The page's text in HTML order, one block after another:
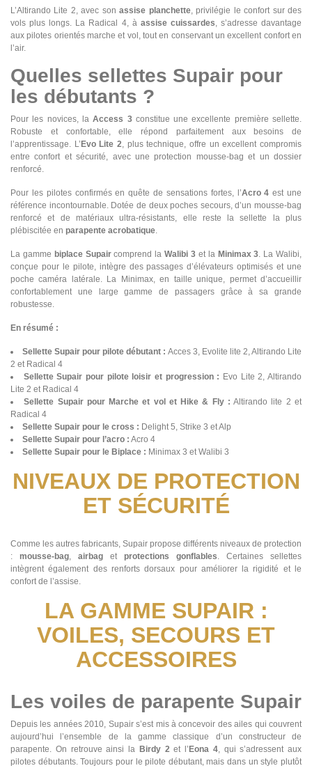
L’Altirando Lite 2, avec sonassise planchette, privilégie le confort sur des
vols plus longs. La Radical 4, à assise cuissardes, s’adresse davantage
aux pilotes orientés marche et vol, tout en conservant un excellent confort en
l’air.
Quelles sellettes Supair pour
les débutants ?
Pour les novices, laAccess 3constitue une excellente première sellette.
Robuste et confortable, elle répond parfaitement aux besoins de
l’apprentissage. L’ Evo Lite 2, plus technique, offre un excellent compromis
entre confort et sécurité, avec une protection mousse-bag et un dossier
renforcé.
Pour les pilotes confirmés en quête de sensations fortes, l’Acro 4 est une
référence incontournable. Dotée de deux poches secours, d’un mousse-bag
renforcé et de matériaux ultra-résistants, elle reste la sellette la plus
plébiscitée en parapente acrobatique.
La gamme biplace Supaircomprend laWalibi 3et la Minimax 3. La Walibi,
conçue pour le pilote, intègre des passages d’élévateurs optimisés et une
poche caméra latérale. La Minimax, en taille unique, permet d’accueillir
confortablement une large gamme de passagers grâce à sa grande
robustesse.
En résumé :
Sellette Supair pour pilote débutant : Acces 3, Evolite lite 2, Altirando Lite
2 et Radical 4
Sellette Supair pour pilote loisir et progression : Evo Lite 2, Altirando
Lite 2 et Radical 4
Sellette Supair pour Marche et vol et Hike & Fly : Altirando lite 2 et
Radical 4
Sellette Supair pour le cross : Delight 5, Strike 3 et Alp
Sellette Supair pour l’acro : Acro 4
Sellette Supair pour le Biplace : Minimax 3 et Walibi 3
NIVEAUX DE PROTECTION
ET SÉCURITÉ
Comme les autres fabricants, Supair propose différents niveaux de protection
: mousse-bag, airbag et protections gonflables. Certaines sellettes
intègrent également des renforts dorsaux pour améliorer la rigidité et le
confort de l’assise.
LA GAMME SUPAIR :
VOILES, SECOURS ET
ACCESSOIRES
Les voiles de parapente Supair
Depuis les années 2010, Supair s’est mis à concevoir des ailes qui couvrent
aujourd’hui l’ensemble de la gamme classique d’un constructeur de
parapente. On retrouve ainsi la Birdy 2et l’ Eona 4, qui s’adressent aux
pilotes débutants. Toujours pour le pilote débutant, mais dans un style plutôt